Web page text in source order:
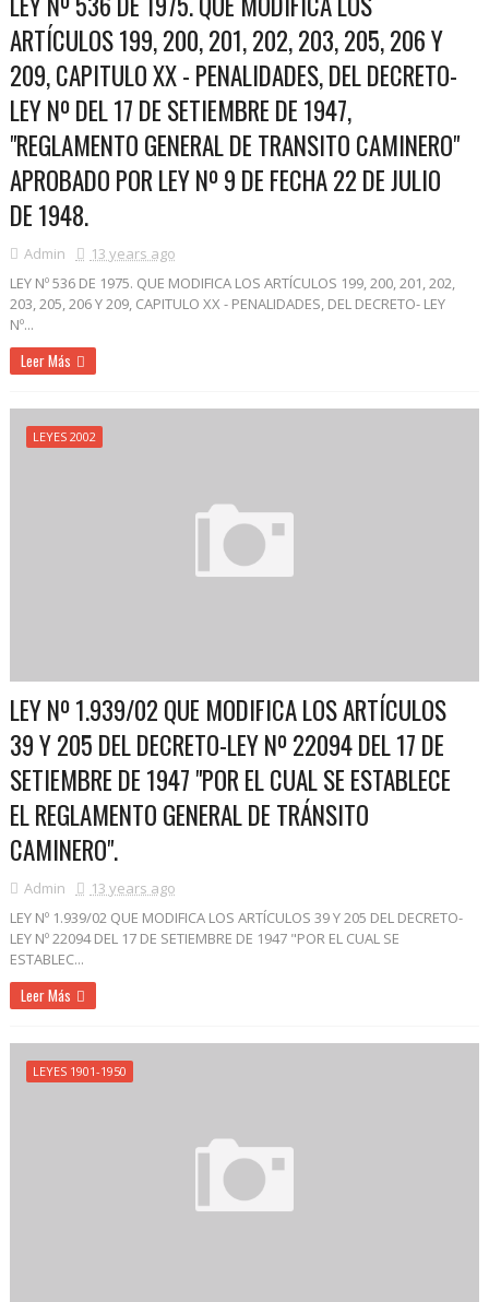
ARTÍCULOS 199, 200, 201, 202, 203, 205, 206 Y
209, CAPITULO XX - PENALIDADES, DEL DECRETO-
LEY Nº DEL 17 DE SETIEMBRE DE 1947,
"REGLAMENTO GENERAL DE TRANSITO CAMINERO"
APROBADO POR LEY Nº 9 DE FECHA 22 DE JULIO
DE 1948.
Admin
13 years ago
LEY Nº 536 DE 1975. QUE MODIFICA LOS ARTÍCULOS 199, 200, 201, 202,
203, 205, 206 Y 209, CAPITULO XX - PENALIDADES, DEL DECRETO- LEY
Nº...
Leer Más
LEYES 2002
LEY Nº 1.939/02 QUE MODIFICA LOS ARTÍCULOS
39 Y 205 DEL DECRETO-LEY Nº 22094 DEL 17 DE
SETIEMBRE DE 1947 "POR EL CUAL SE ESTABLECE
EL REGLAMENTO GENERAL DE TRÁNSITO
CAMINERO".
Admin
13 years ago
LEY Nº 1.939/02 QUE MODIFICA LOS ARTÍCULOS 39 Y 205 DEL DECRETO-
LEY Nº 22094 DEL 17 DE SETIEMBRE DE 1947 "POR EL CUAL SE
ESTABLEC...
Leer Más
LEYES 1901-1950